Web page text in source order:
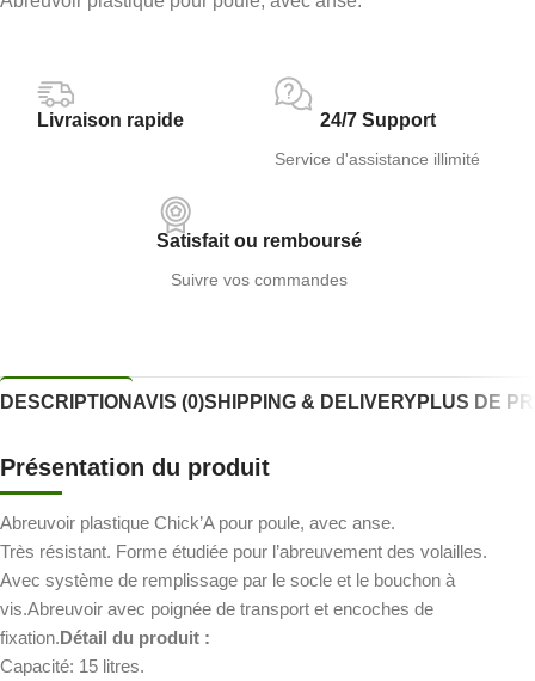
Livraison rapide 24/7 Support
Service d'assistance illimité
Satisfait ou remboursé
Suivre vos commandes
DESCRIPTION AVIS (0)SHIPPING & DELIVERYPLUS DE
Présentation du produit
Abreuvoir plastique Chick’A pour poule, avec anse.
Très résistant. Forme étudiée pour l’abreuvement des volailles.
Avec système de remplissage par le socle et le bouchon à
vis.Abreuvoir avec poignée de transport et encoches de
fixation.Détail du produit :
Capacité: 15 litres.